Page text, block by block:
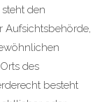
den
Aufsichtsbehörde,
des
besteht